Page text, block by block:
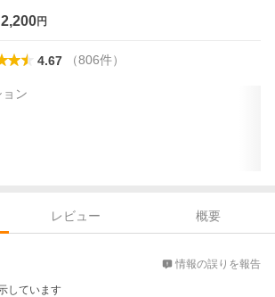
2,200円
4.67 （806件）
ン
レビュー
概要
情報の誤りを報告
しています